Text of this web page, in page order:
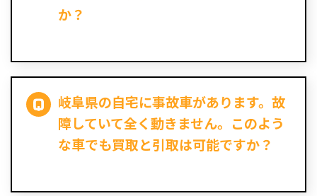
か？
岐阜県の自宅に事故車があります。故
障していて全く動きません。このよう
な車でも買取と引取は可能ですか？